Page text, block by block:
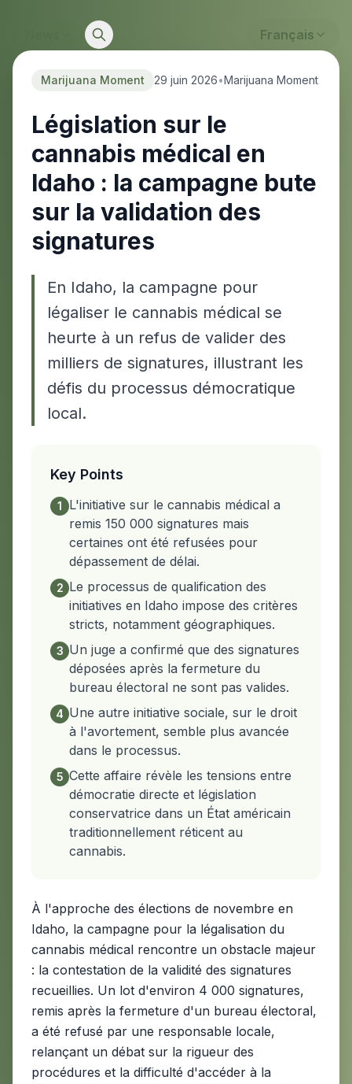
Français
Marijuana Moment 29 juin 2026•Marijuana Moment
Législation sur le
cannabis médical en
Idaho : la campagne bute
sur la validation des
signatures
En Idaho, la campagne pour
légaliser le cannabis médical se
heurte à un refus de valider des
milliers de signatures, illustrant les
défis du processus démocratique
local.
Key Points
1
L'initiative sur le cannabis médical a
remis 150 000 signatures mais
certaines ont été refusées pour
dépassement de délai.
2 Le processus de qualification des
initiatives en Idaho impose des critères
stricts, notamment géographiques.
3 Un juge a confirmé que des signatures
déposées après la fermeture du
bureau électoral ne sont pas valides.
4 Une autre initiative sociale, sur le droit
à l'avortement, semble plus avancée
dans le processus.
5 Cette affaire révèle les tensions entre
démocratie directe et législation
conservatrice dans un État américain
traditionnellement réticent au
cannabis.
À l'approche des élections de novembre en
Idaho, la campagne pour la légalisation du
cannabis médical rencontre un obstacle majeur
: la contestation de la validité des signatures
recueillies. Un lot d'environ 4 000 signatures,
remis après la fermeture d'un bureau électoral,
a été refusé par une responsable locale,
relançant un débat sur la rigueur des
procédures et la difficulté d'accéder à la